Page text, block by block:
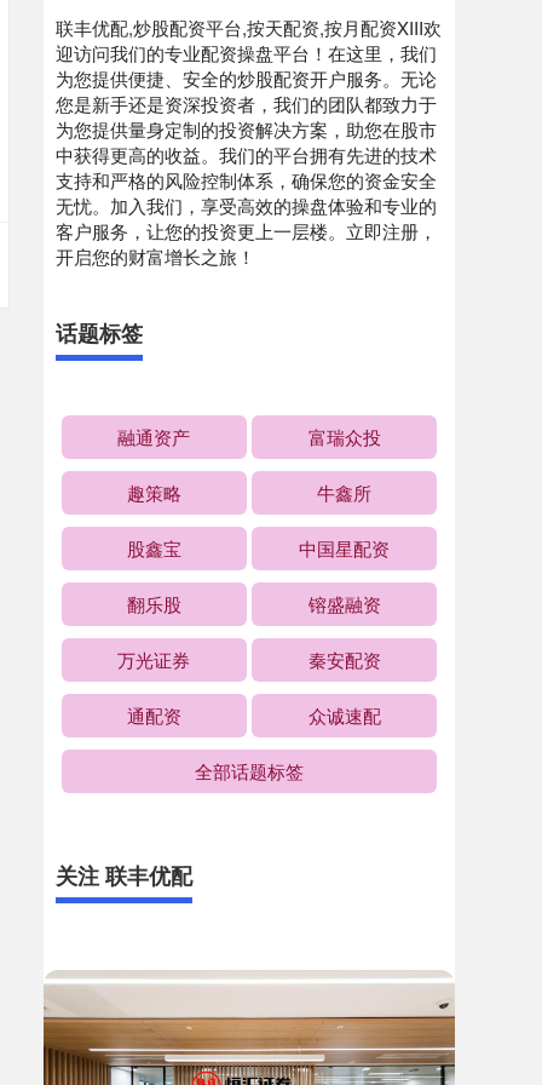
联丰优配,炒股配资平台,按天配资,按月配资XIII‌欢
迎访问我们的专业配资操盘平台！在这里，我们
为您提供便捷、安全的炒股配资开户服务。无论
您是新手还是资深投资者，我们的团队都致力于
为您提供量身定制的投资解决方案，助您在股市
中获得更高的收益。我们的平台拥有先进的技术
支持和严格的风险控制体系，确保您的资金安全
无忧。加入我们，享受高效的操盘体验和专业的
客户服务，让您的投资更上一层楼。立即注册，
开启您的财富增长之旅！
话题标签
融通资产 富瑞众投
趣策略 牛鑫所
股鑫宝 中国星配资
翻乐股 镕盛融资
万光证券 秦安配资
通配资 众诚速配
全部话题标签
关注 联丰优配